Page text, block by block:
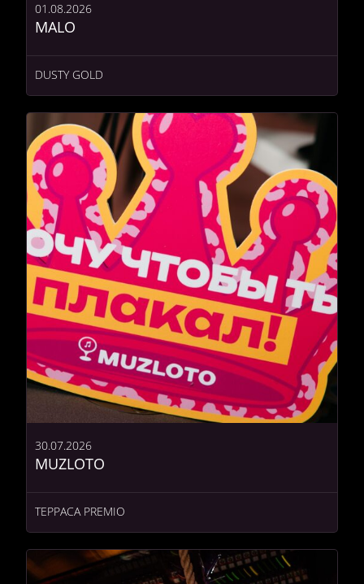
MALO
01.08.2026
DUSTY GOLD
MUZLOTO
30.07.2026
ТЕРРАСА PREMIO